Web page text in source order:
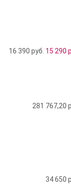
16 390 руб. 15 290
281 767,20
34 650